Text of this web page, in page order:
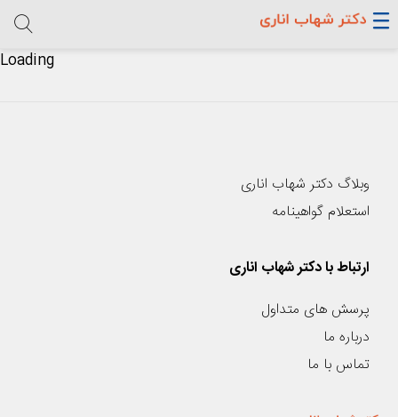
Loading
وبلاگ دکتر شهاب اناری
استعلام گواهینامه
ارتباط با دکتر شهاب اناری
پرسش های متداول
درباره ما
تماس با ما